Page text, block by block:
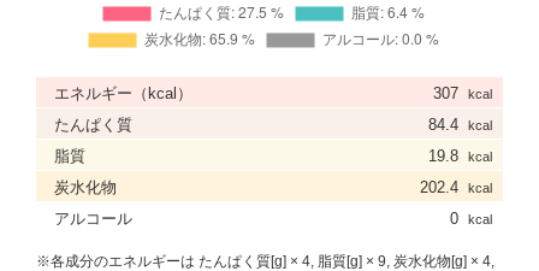
エネルギー（kcal） 307 kcal
たんぱく質 84.4 kcal
脂質 19.8 kcal
炭水化物 202.4 kcal
アルコール 0 kcal
※各成分のエネルギーは たんぱく質[g] × 4, 脂質[g] × 9, 炭水化物[g] × 4,